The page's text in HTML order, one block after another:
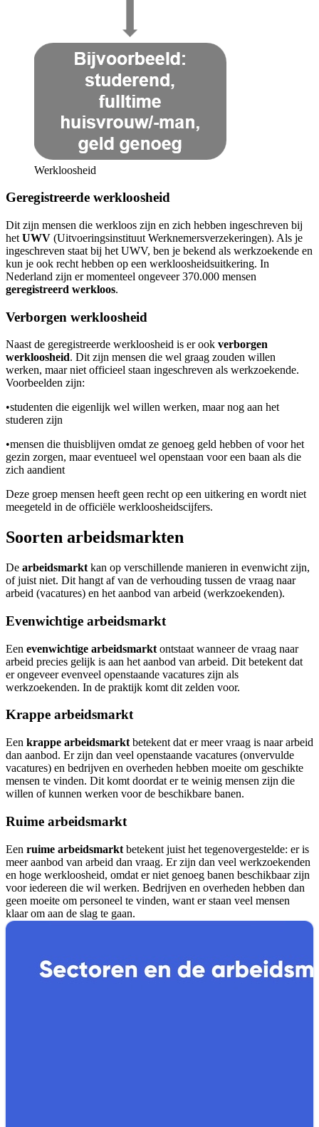
Werkloosheid
Geregistreerde werkloosheid
Dit zijn mensen die werkloos zijn en zich hebben ingeschreven bij
het UWV (Uitvoeringsinstituut Werknemersverzekeringen). Als je
ingeschreven staat bij het UWV, ben je bekend als werkzoekende en
kun je ook recht hebben op een werkloosheidsuitkering. In
Nederland zijn er momenteel ongeveer 370.000 mensen
geregistreerd werkloos.
Verborgen werkloosheid
Naast de geregistreerde werkloosheid is er ook verborgen
werkloosheid. Dit zijn mensen die wel graag zouden willen
werken, maar niet officieel staan ingeschreven als werkzoekende.
Voorbeelden zijn:
•studenten die eigenlijk wel willen werken, maar nog aan het
studeren zijn
•mensen die thuisblijven omdat ze genoeg geld hebben of voor het
gezin zorgen, maar eventueel wel openstaan voor een baan als die
zich aandient
Deze groep mensen heeft geen recht op een uitkering en wordt niet
meegeteld in de officiële werkloosheidscijfers.
Soorten arbeidsmarkten
De arbeidsmarkt kan op verschillende manieren in evenwicht zijn,
of juist niet. Dit hangt af van de verhouding tussen de vraag naar
arbeid (vacatures) en het aanbod van arbeid (werkzoekenden).
Evenwichtige arbeidsmarkt
Een evenwichtige arbeidsmarkt ontstaat wanneer de vraag naar
arbeid precies gelijk is aan het aanbod van arbeid. Dit betekent dat
er ongeveer evenveel openstaande vacatures zijn als
werkzoekenden. In de praktijk komt dit zelden voor.
Krappe arbeidsmarkt
Een krappe arbeidsmarkt betekent dat er meer vraag is naar arbeid
dan aanbod. Er zijn dan veel openstaande vacatures (onvervulde
vacatures) en bedrijven en overheden hebben moeite om geschikte
mensen te vinden. Dit komt doordat er te weinig mensen zijn die
willen of kunnen werken voor de beschikbare banen.
Ruime arbeidsmarkt
Een ruime arbeidsmarkt betekent juist het tegenovergestelde: er is
meer aanbod van arbeid dan vraag. Er zijn dan veel werkzoekenden
en hoge werkloosheid, omdat er niet genoeg banen beschikbaar zijn
voor iedereen die wil werken. Bedrijven en overheden hebben dan
geen moeite om personeel te vinden, want er staan veel mensen
klaar om aan de slag te gaan.